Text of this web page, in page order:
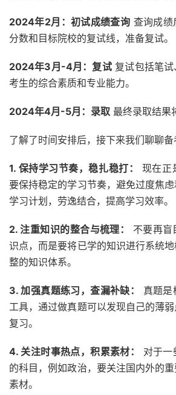
2024年2月：初试成绩查询 查询成绩
分数和目标院校的复试线，准备复试。
2024年3月-4月：复试复试包括笔试
考生的综合素质和专业能力。
2024年4月-5月：录取 最终录取结果
了解了时间安排后，接下来我们聊聊备
1. 保持学习节奏，稳扎稳打：
现在正
要保持稳定的学习节奏，避免过度焦
学习计划，劳逸结合，提高学习效率。
2. 注重知识的整合与梳理：
不要再盲
识点，而是要将已学的知识进行系统
整的知识体系。
3. 加强真题练习，查漏补缺：
真题是
工具，通过做真题可以发现自己的薄
复习。
4. 关注时事热点，积累素材：
对于一
的科目，例如政治，要关注国内外的
素材。